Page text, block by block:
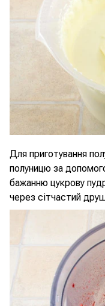
Для приготування
полуницю за
бажанню цукрову
через сітчастий